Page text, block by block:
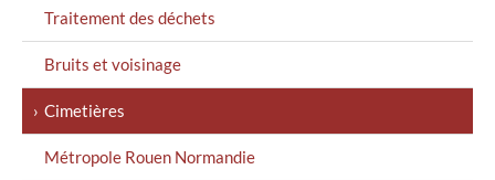
Traitement des déchets
Bruits et voisinage
Cimetières
Métropole Rouen Normandie